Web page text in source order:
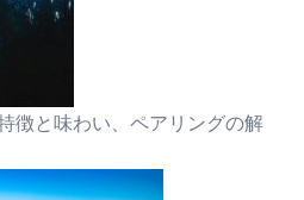
徴と味わい、ペアリングの解